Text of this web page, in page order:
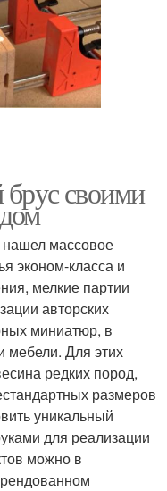
брус своими
массовое
эконом-класса и
мелкие партии
авторских
миниатюр, в
мебели. Для этих
редких пород,
размеров
уникальный
для реализации
можно в